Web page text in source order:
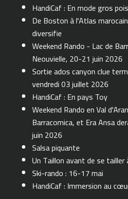
HandiCaf : En mode gros
De Boston à l'Atlas
diversifie
Weekend Rando - Lac de
Neouvielle, 20-21 juin 2026
Sortie ados canyon clue
vendredi 03 juillet 2026
HandiCaf : En pays Toy
Weekend Rando en Val
Barracomica, et Era Ansa
juin 2026
Salsa piquante
Un Taillon avant de se tailler
Ski-rando : 16-17 mai
HandiCaf : Immersion au